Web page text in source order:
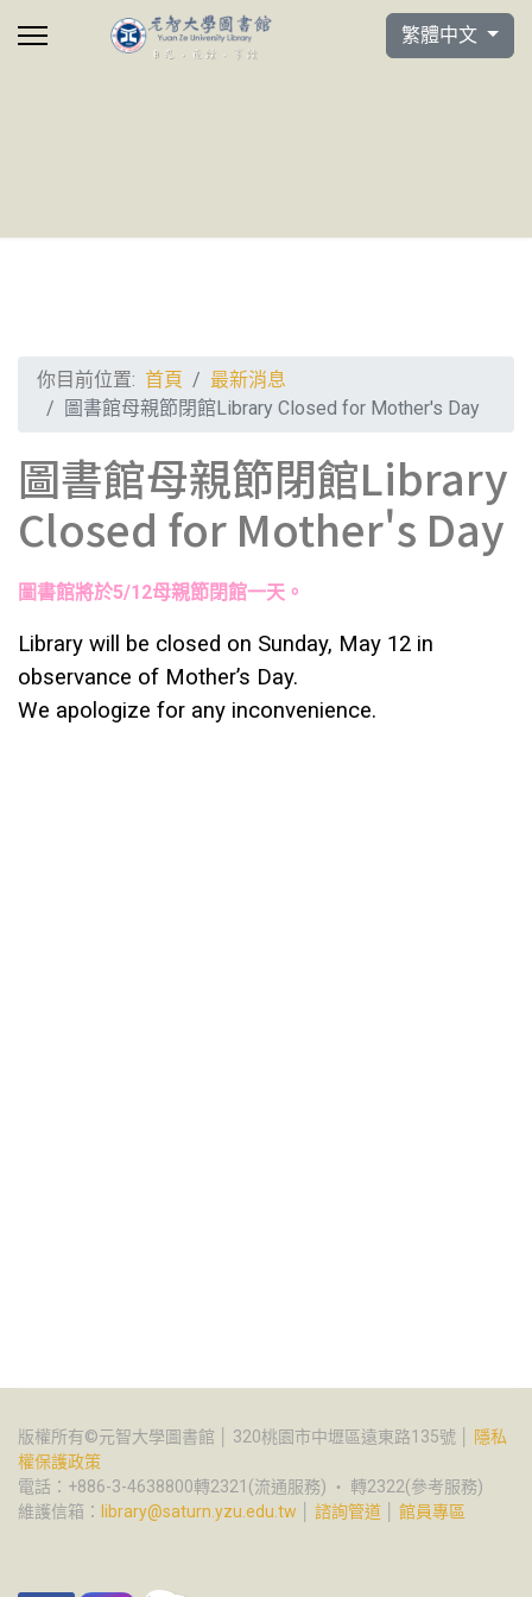
選擇你的語言
繁體中文
你目前位置: 首頁
最新消息
圖書館母親節閉館Library Closed for Mother's Day
圖書館母親節閉館Library
Closed for Mother's Day
圖書館將於5/12母親節閉館一天。
Library will be closed on Sunday, May 12 in
observance of Mother’s Day.
We apologize for any inconvenience.
版權所有©元智大學圖書館 │ 320桃園市中壢區遠東路135號 │
隱私
權保護政策
電話：+886-3-4638800轉2321(流通服務) ‧ 轉2322(參考服務)
維護信箱： library@saturn.yzu.edu.tw 諮詢管道 館員專區